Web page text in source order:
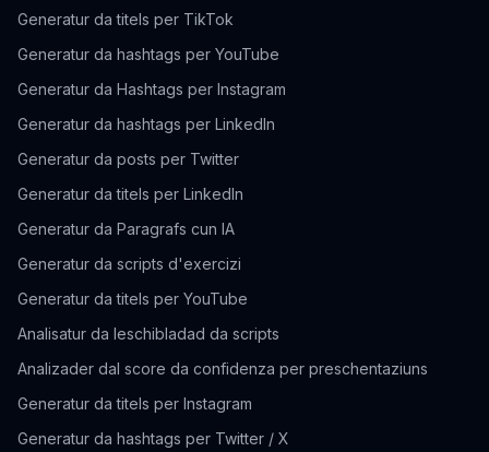
Generatur da titels per TikTok
Generatur da hashtags per YouTube
Generatur da Hashtags per Instagram
Generatur da hashtags per LinkedIn
Generatur da posts per Twitter
Generatur da titels per LinkedIn
Generatur da Paragrafs cun IA
Generatur da scripts d'exercizi
Generatur da titels per YouTube
Analisatur da leschibladad da scripts
Analizader dal score da confidenza per preschentaziuns
Generatur da titels per Instagram
Generatur da hashtags per Twitter / X